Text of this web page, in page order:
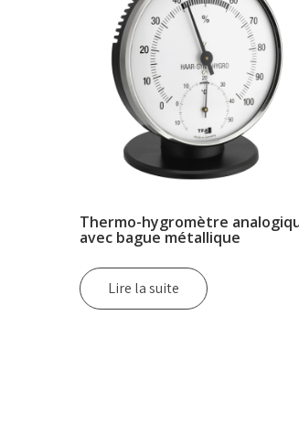
Thermo-hygromètre
avec bague métallique
Lire la suite